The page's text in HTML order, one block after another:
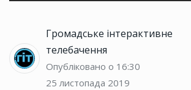
Громадське інтерактивне
телебачення
Опубліковано о 16:30
25 листопада 2019